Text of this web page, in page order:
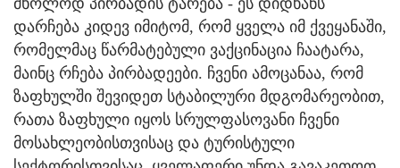
მხოლოდ პირბადის ტარება - ეს დიდხანს
დარჩება კიდევ იმიტომ, რომ ყველა იმ ქვეყანაში,
რომელმაც წარმატებული ვაქცინაცია ჩაატარა,
მაინც რჩება პირბადეები. ჩვენი ამოცანაა, რომ
ზაფხულში შევიდეთ სტაბილური მდგომარეობით,
რათა ზაფხული იყოს სრულფასოვანი ჩვენი
მოსახლეობისთვისაც და ტურისტული